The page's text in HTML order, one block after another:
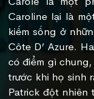
Caroline lại là
kiếm sống ở
Côte D’ Azure.
có điểm gì
trước khi họ sinh
Patrick đột nhiên